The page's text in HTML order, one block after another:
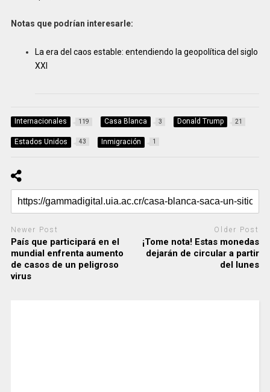
Notas que podrían interesarle:
La era del caos estable: entendiendo la geopolítica del siglo
XXI
Internacionales 119 Casa Blanca 3 Donald Trump 21
Estados Unidos 43 Inmigración 1
Newer Post
País que participará en el
mundial enfrenta aumento
de casos de un peligroso
virus
Older Post
¡Tome nota! Estas monedas
dejarán de circular a partir
del lunes